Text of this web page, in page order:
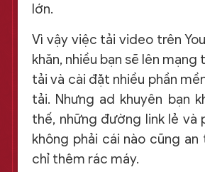
lớn.
Vì vậy việc tải video trên
khăn, nhiều bạn sẽ lên
tải và cài đặt nhiều phần
tải. Nhưng ad khuyên bạn
thế, những đường link lẻ và
không phải cái nào cũng an
chỉ thêm rác máy.